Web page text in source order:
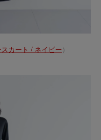
カート / ネイビー ）